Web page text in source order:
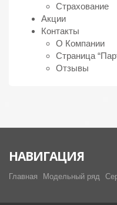
Страхование
Акции
Контакты
О Компании
Страница
Отзывы
НАВИГАЦИЯ
Главная Модельный ряд